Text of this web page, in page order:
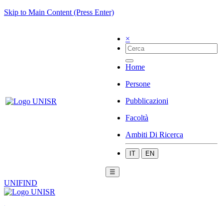
Skip to Main Content (Press Enter)
×
Home
Persone
Pubblicazioni
Facoltà
Ambiti Di Ricerca
IT EN
☰
UNIFIND